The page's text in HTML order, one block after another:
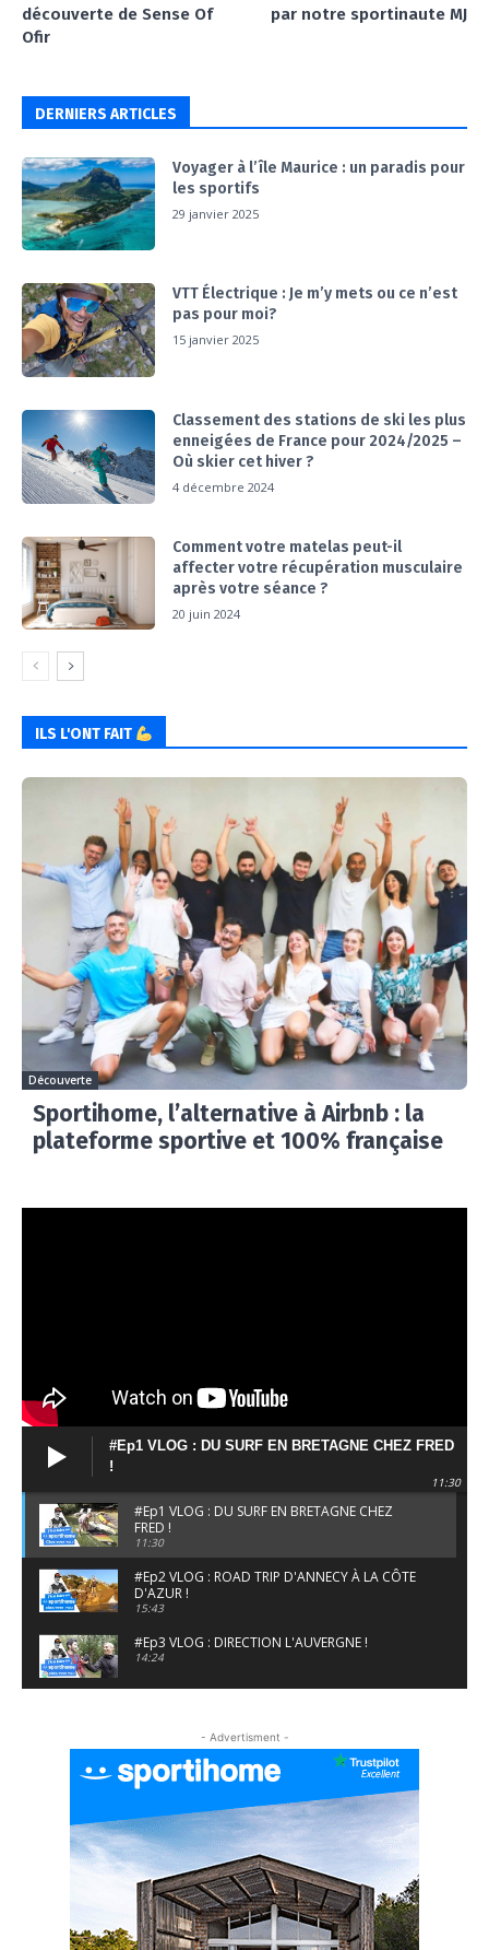
découverte de Sense Of
Ofir
par notre sportinaute MJ
DERNIERS ARTICLES
Voyager à l’île Maurice : un paradis pour
les sportifs
29 janvier 2025
VTT Électrique : Je m’y mets ou ce n’est
pas pour moi?
15 janvier 2025
Classement des stations de ski les plus
enneigées de France pour 2024/2025 –
Où skier cet hiver ?
4 décembre 2024
Comment votre matelas peut-il
affecter votre récupération musculaire
après votre séance ?
20 juin 2024
ILS L'ONT FAIT
Découverte
Sportihome, l’alternative à Airbnb : la
plateforme sportive et 100% française
#Ep1 VLOG : DU SURF EN BRETAGNE CHEZ FRED
!
11:30
#Ep1 VLOG : DU SURF EN BRETAGNE CHEZ
FRED !
11:30
#Ep2 VLOG : ROAD TRIP D'ANNECY À LA CÔTE
D'AZUR !
15:43
#Ep3 VLOG : DIRECTION L'AUVERGNE !
14:24
#EP6 VLOG : SKI & RANDONNÉE DANS LES
ALPES
#EP7 VLOG : DE LA RAQUETTE EN PLEIN MILIEU
DU BEAUFORTAIN
04:09
#Ep8 VLOG : DÉCOUVERTE DU VERCORS ET DU
BASSIN GRENOBLOIS !
09:04
- Advertisment -